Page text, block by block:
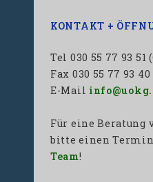
KONTAKT +
Tel 030 55 77 93
Fax 030 55 77 93 40
E-Mail
Für eine Beratung
bitte einen
Team!